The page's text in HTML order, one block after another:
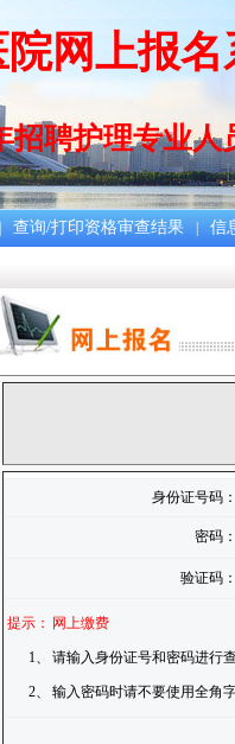
网上报名
招聘护理专业人
查询/打印资格审查结果 信
身份证号码
密码
验证码
提示： 网上缴费
1、 请输入身份证号和密码进行
2、 输入密码时请不要使用全角